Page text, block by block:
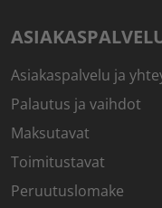
Asiakaspalvelu ja
Palautus ja vaihdot
Maksutavat
Toimitustavat
Peruutuslomake